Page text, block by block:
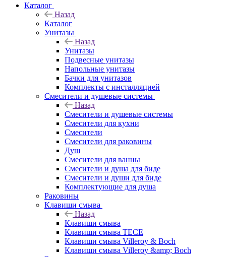
Каталог
Назад
Каталог
Унитазы
Назад
Унитазы
Подвесные унитазы
Напольные унитазы
Бачки для унитазов
Комплекты с инсталляцией
Смесители и душевые системы
Назад
Смесители и душевые системы
Смесители для кухни
Смесители
Смесители для раковины
Душ
Смесители для ванны
Смесители и душа для биде
Смесители и души для биде
Комплектующие для душа
Раковины
Клавиши смыва
Назад
Клавиши смыва
Клавиши смыва TECE
Клавиши смыва Villeroy & Boch
Клавиши смыва Villeroy &amp; Boch